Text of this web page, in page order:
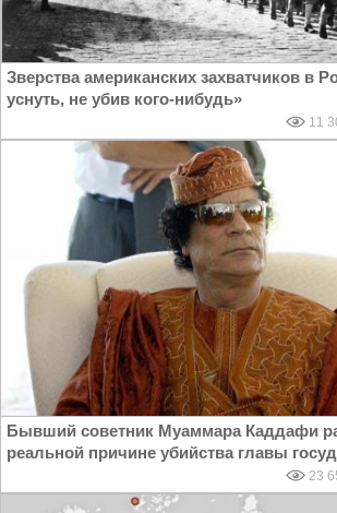
Зверства американских захватчиков в
уснуть, не убив кого-нибудь»
11
Бывший советник Муаммара Каддафи
реальной причине убийства главы
23